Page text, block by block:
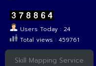
Users Today : 24
Total views : 459761
Skill Mapping Service